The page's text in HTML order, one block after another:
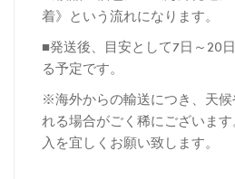
着》という流れになります。
■発送後、目安として7日～20
る予定です。
※海外からの輸送につき、天
れる場合がごく稀にございま
入を宜しくお願い致します。